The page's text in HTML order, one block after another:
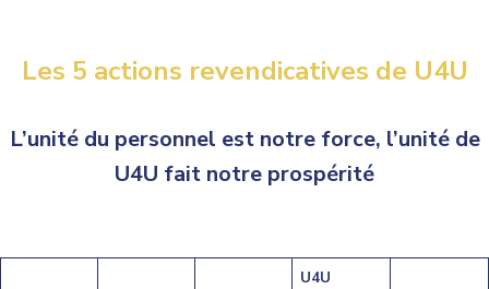
Les 5 actions revendicatives de U4U
L’unité du personnel est notre force, l’unité de
U4U fait notre prospérité
U4U